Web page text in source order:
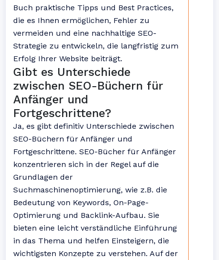
Buch praktische Tipps und Best Practices,
die es Ihnen ermöglichen, Fehler zu
vermeiden und eine nachhaltige SEO-
Strategie zu entwickeln, die langfristig zum
Erfolg Ihrer Website beiträgt.
Gibt es Unterschiede
zwischen SEO-Büchern für
Anfänger und
Fortgeschrittene?
Ja, es gibt definitiv Unterschiede zwischen
SEO-Büchern für Anfänger und
Fortgeschrittene. SEO-Bücher für Anfänger
konzentrieren sich in der Regel auf die
Grundlagen der
Suchmaschinenoptimierung, wie z.B. die
Bedeutung von Keywords, On-Page-
Optimierung und Backlink-Aufbau. Sie
bieten eine leicht verständliche Einführung
in das Thema und helfen Einsteigern, die
wichtigsten Konzepte zu verstehen. Auf der